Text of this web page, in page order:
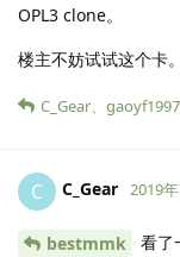
OPL3 clone。
楼主不妨试试这个卡。
C_Gear、 gaoyf1997
C C_Gear 2019
bestmmk
看了